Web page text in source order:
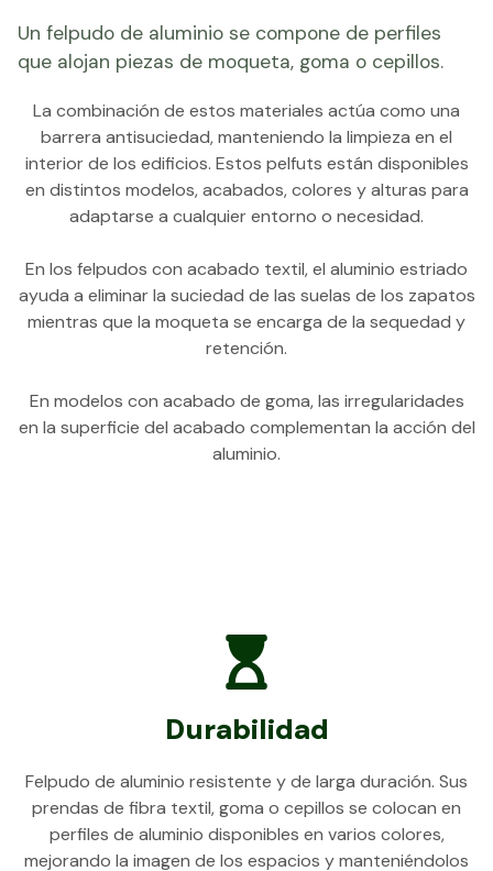
Un felpudo de aluminio se compone de perfiles
que alojan piezas de moqueta, goma o cepillos.
La combinación de estos materiales actúa como una
barrera antisuciedad, manteniendo la limpieza en el
interior de los edificios. Estos pelfuts están disponibles
en distintos modelos, acabados, colores y alturas para
adaptarse a cualquier entorno o necesidad.
En los felpudos con acabado textil, el aluminio estriado
ayuda a eliminar la suciedad de las suelas de los zapatos
mientras que la moqueta se encarga de la sequedad y
retención.
En modelos con acabado de goma, las irregularidades
en la superficie del acabado complementan la acción del
aluminio.
Durabilidad
Felpudo de aluminio resistente y de larga duración. Sus
prendas de fibra textil, goma o cepillos se colocan en
perfiles de aluminio disponibles en varios colores,
mejorando la imagen de los espacios y manteniéndolos